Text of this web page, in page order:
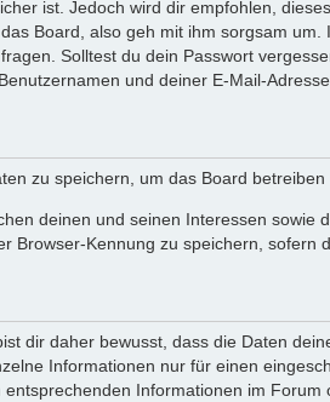
ist. Jedoch wird dir empfohlen,
Board, also geh mit ihm sorgsam
Solltest du dein Passwort
und deiner E-Mail-
zu speichern, um das Board betreiben
deinen und seinen Interessen sowie
Kennung zu speichern, sofern
dir daher bewusst, dass die Daten
Informationen nur für einen
Informationen im